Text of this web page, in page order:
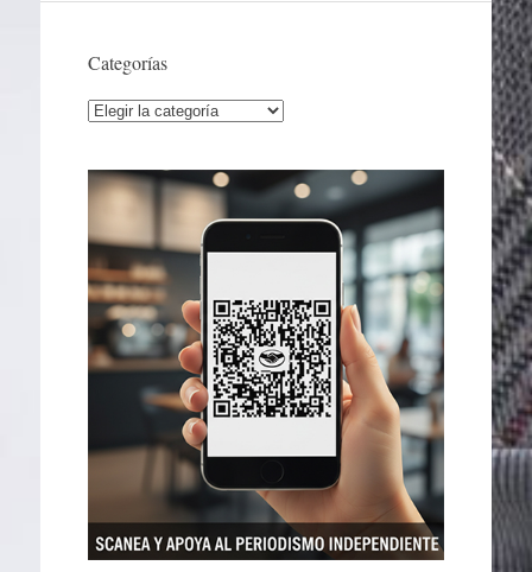
Categorías
Categorías